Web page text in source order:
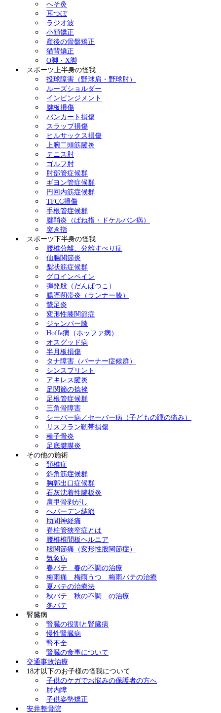
へそ灸
耳つぼ
ラジオ波
小顔矯正
産後の骨盤矯正
猫背矯正
O脚・X脚
スポーツ上半身の怪我
投球障害（野球肩・野球肘）
ルーズショルダー
インピンジメント
腱板損傷
バンカート損傷
スラップ損傷
ヒルサックス損傷
上腕二頭筋腱炎
テニス肘
ゴルフ肘
肘部管症候群
ギヨン管症候群
円回内筋症候群
TFCC損傷
手根管症候群
腱鞘炎（ばね指・ドケルバン病）
突き指
スポーツ下半身の怪我
腰椎分離、分離すべり症
仙腸関節炎
梨状筋症候群
グロインペイン
弾発股（だんぱつこ）
腸脛靭帯炎（ランナー膝）
鵞足炎
変形性膝関節症
ジャンパー膝
Hoffa病（ホッファ病）
オスグッド病
半月板損傷
タナ障害（バーナー症候群）
シンスプリント
アキレス腱炎
足関節の捻挫
足根管症候群
三角骨障害
シーバー病／セーバー病（子どもの踵の痛み）
リスフラン靭帯損傷
種子骨炎
足底腱膜炎
その他の施術
頚椎症
斜角筋症候群
胸郭出口症候群
石灰沈着性腱板炎
肩甲骨剥がし
へバーデン結節
肋間神経痛
脊柱管狭窄症とは
腰椎椎間板ヘルニア
股関節痛（変形性股関節症）
気象病
春バテ 春の不調の治療
梅雨痛 梅雨うつ 梅雨バテの治療
夏バテの治療法
秋バテ 秋の不調 の治療
冬バテ
腎臓病
腎臓の役割と腎臓病
慢性腎臓病
腎不全
腎臓の食事について
交通事故治療
18才以下のお子様の怪我について
子供のケガでお悩みの保護者の方へ
肘内障
子供姿勢矯正
安井整骨院